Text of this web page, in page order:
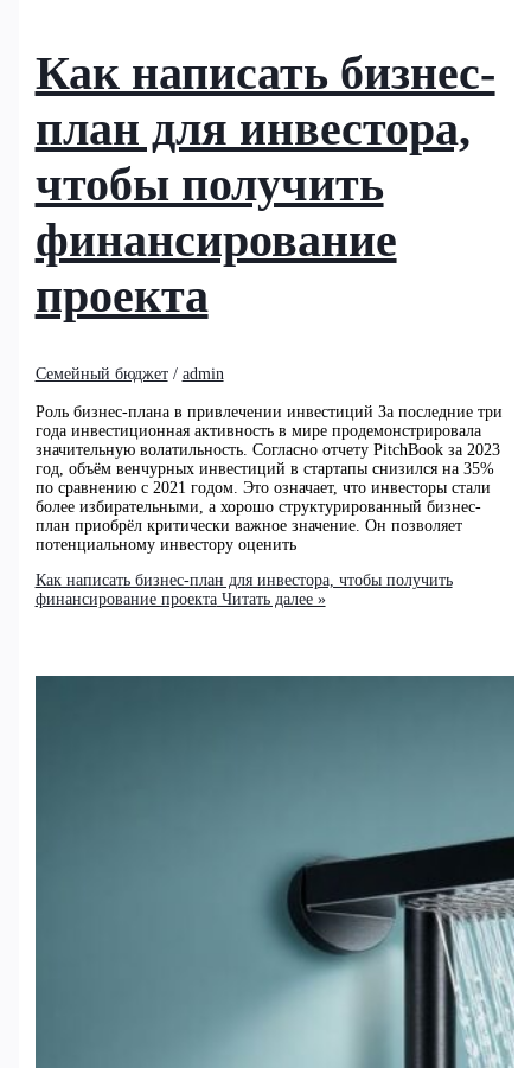
Как написать бизнес-
план для инвестора,
чтобы получить
финансирование
проекта
Семейный бюджет/ admin
Роль бизнес-плана в привлечении инвестиций За последние три
года инвестиционная активность в мире продемонстрировала
значительную волатильность. Согласно отчету PitchBook за 2023
год, объём венчурных инвестиций в стартапы снизился на 35%
по сравнению с 2021 годом. Это означает, что инвесторы стали
более избирательными, а хорошо структурированный бизнес-
план приобрёл критически важное значение. Он позволяет
потенциальному инвестору оценить
Как написать бизнес-план для инвестора, чтобы получить
финансирование проектаЧитать далее »